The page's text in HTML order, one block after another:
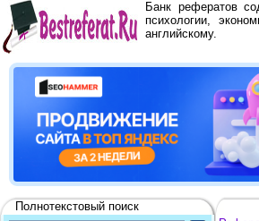
Банк рефератов
психологии,
английскому.
Полнотекстовый поиск